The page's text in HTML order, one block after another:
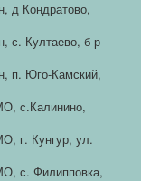
д Кондратово,
с. Култаево, б-р
п. Юго-Камский,
с.Калинино,
г. Кунгур, ул.
с. Филипповка,